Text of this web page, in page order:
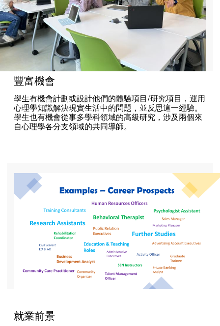
豐富機會
學生有機會計劃或設計他們的體驗項目/研究項目，運用
心理學知識解決現實生活中的問題，並反思這一經驗。
學生也有機會從事多學科領域的高級研究，涉及兩個來
自心理學各分支領域的共同導師。
就業前景